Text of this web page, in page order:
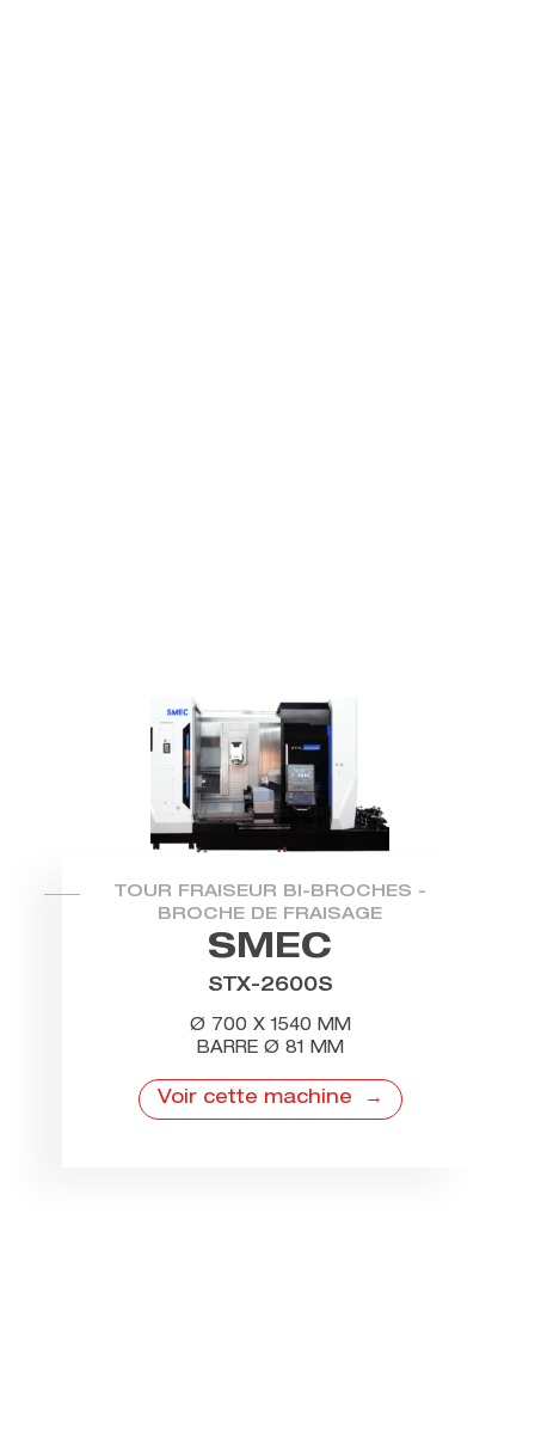
TOUR FRAISEUR BI-BROCHES -
BROCHE DE FRAISAGE
SMEC
STX-2600S
Ø 700 X 1540 MM
BARRE Ø 81 MM
Voir cette machine